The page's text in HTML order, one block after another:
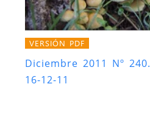
VERSIÓN PDF
Diciembre 2011 Nº 240.
16-12-11